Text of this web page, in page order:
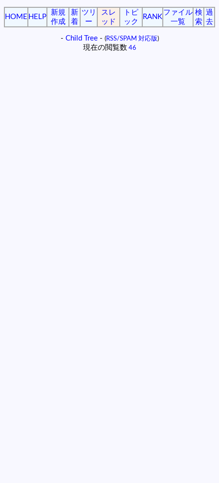
HOME HELP
新規
作成
新
着
ツリ
ー
スレ
ッド
トピ
ック
RANK
ファイル
一覧
検
索
過
去
- Child Tree- (RSS/SPAM 対応版)
現在の閲覧数 46